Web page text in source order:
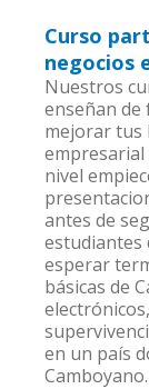
Curso
negocios
Nuestros
enseñan
mejorar tus
nivel
antes de
estudiantes
esperar
básicas de
en un país
Camboyano.